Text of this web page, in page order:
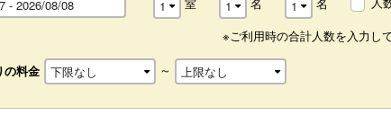
室
名
名
※ご利用時の合計人数を入力し
の料金 ～